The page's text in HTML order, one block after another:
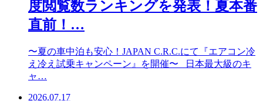
度閲覧数ランキングを発表！夏本番
直前！…
〜夏の車中泊も安心！JAPAN C.R.C.にて『エアコン冷
え冷え試乗キャンペーン』を開催〜 日本最大級のキ
ャ…
2026.07.17